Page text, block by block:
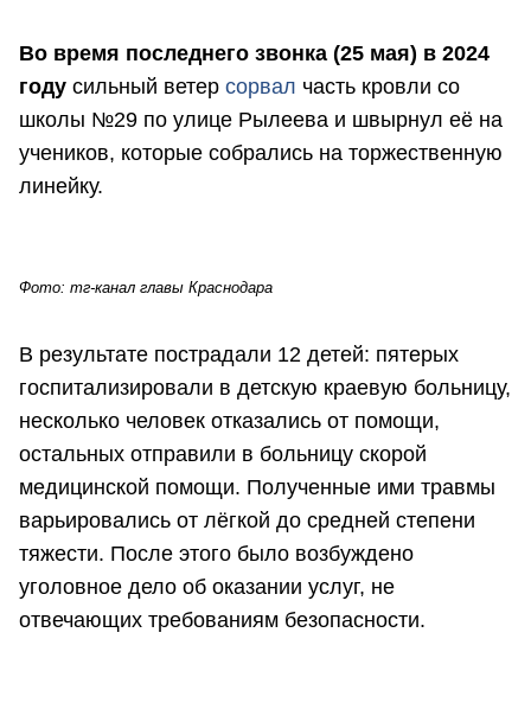
Во время последнего звонка (25 мая) в 2024
году сильный ветер сорвал часть кровли со
школы №29 по улице Рылеева и швырнул её на
учеников, которые собрались на торжественную
линейку.
Фото: тг-канал главы Краснодара
В результате пострадали 12 детей: пятерых
госпитализировали в детскую краевую больницу,
несколько человек отказались от помощи,
остальных отправили в больницу скорой
медицинской помощи. Полученные ими травмы
варьировались от лёгкой до средней степени
тяжести. После этого было возбуждено
уголовное дело об оказании услуг, не
отвечающих требованиям безопасности.